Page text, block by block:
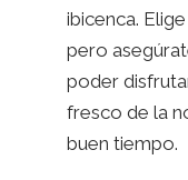
ibicenca.
pero
poder
fresco de la
buen tiempo.